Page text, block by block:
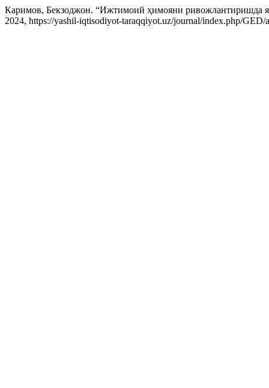
Каримов, Бекзоджон. “Ижтимоий ҳимояни ривожлантиришда
2024, https://yashil-iqtisodiyot-taraqqiyot.uz/journal/index.php/GED/